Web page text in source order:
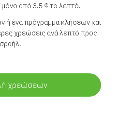
μόνο από 3.5 ¢ το λεπτό.
ή ένα πρόγραμμα κλήσεων και
χρεώσεις ανά λεπτό προς
χρεώσεων